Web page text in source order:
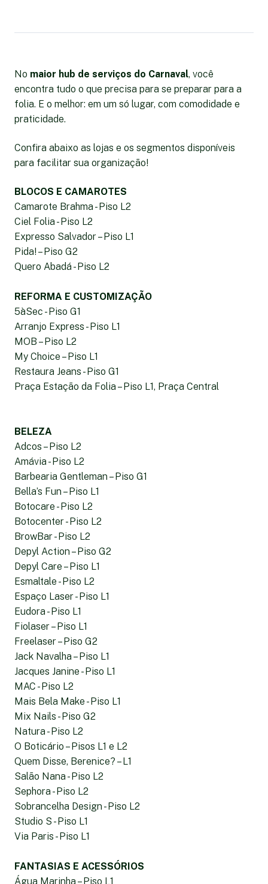
No maior hub de serviços do Carnaval, você
encontra tudo o que precisa para se preparar para a
folia. E o melhor: em um só lugar, com comodidade e
praticidade.
Confira abaixo as lojas e os segmentos disponíveis
para facilitar sua organização!
BLOCOS E CAMAROTES
Camarote Brahma - Piso L2
Ciel Folia - Piso L2
Expresso Salvador – Piso L1
Pida! – Piso G2
Quero Abadá - Piso L2
REFORMA E CUSTOMIZAÇÃO
5àSec - Piso G1
Arranjo Express - Piso L1
MOB – Piso L2
My Choice – Piso L1
Restaura Jeans - Piso G1
Praça Estação da Folia – Piso L1, Praça Central
BELEZA
Adcos – Piso L2
Amávia - Piso L2
Barbearia Gentleman – Piso G1
Bella’s Fun – Piso L1
Botocare - Piso L2
Botocenter - Piso L2
BrowBar - Piso L2
Depyl Action – Piso G2
Depyl Care – Piso L1
Esmaltale - Piso L2
Espaço Laser - Piso L1
Eudora - Piso L1
Fiolaser – Piso L1
Freelaser – Piso G2
Jack Navalha – Piso L1
Jacques Janine - Piso L1
MAC - Piso L2
Mais Bela Make - Piso L1
Mix Nails - Piso G2
Natura - Piso L2
O Boticário – Pisos L1 e L2
Quem Disse, Berenice? – L1
Salão Nana - Piso L2
Sephora - Piso L2
Sobrancelha Design - Piso L2
Studio S - Piso L1
Via Paris - Piso L1
FANTASIAS E ACESSÓRIOS
Água Marinha – Piso L1